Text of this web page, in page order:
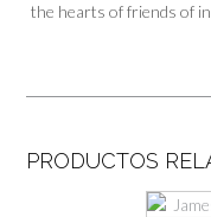
the hearts of friends of
PRODUCTOS